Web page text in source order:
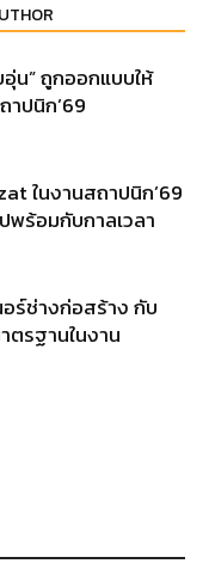
น” ถูกออกแบบให้
าปนิก’69
ในงานสถาปนิก’69
พร้อมกับกาลเวลา
อร์ช่างก่อสร้าง กับ
ตรฐานในงาน